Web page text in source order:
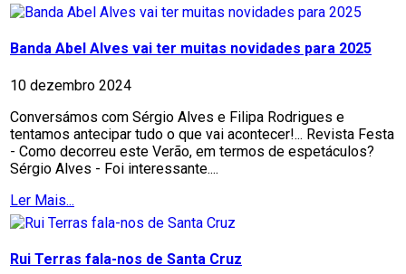
Banda Abel Alves vai ter muitas novidades para 2025
10 dezembro 2024
Conversámos com Sérgio Alves e Filipa Rodrigues e
tentamos antecipar tudo o que vai acontecer!... Revista Festa
- Como decorreu este Verão, em termos de espetáculos?
Sérgio Alves - Foi interessante....
Ler Mais...
Rui Terras fala-nos de Santa Cruz